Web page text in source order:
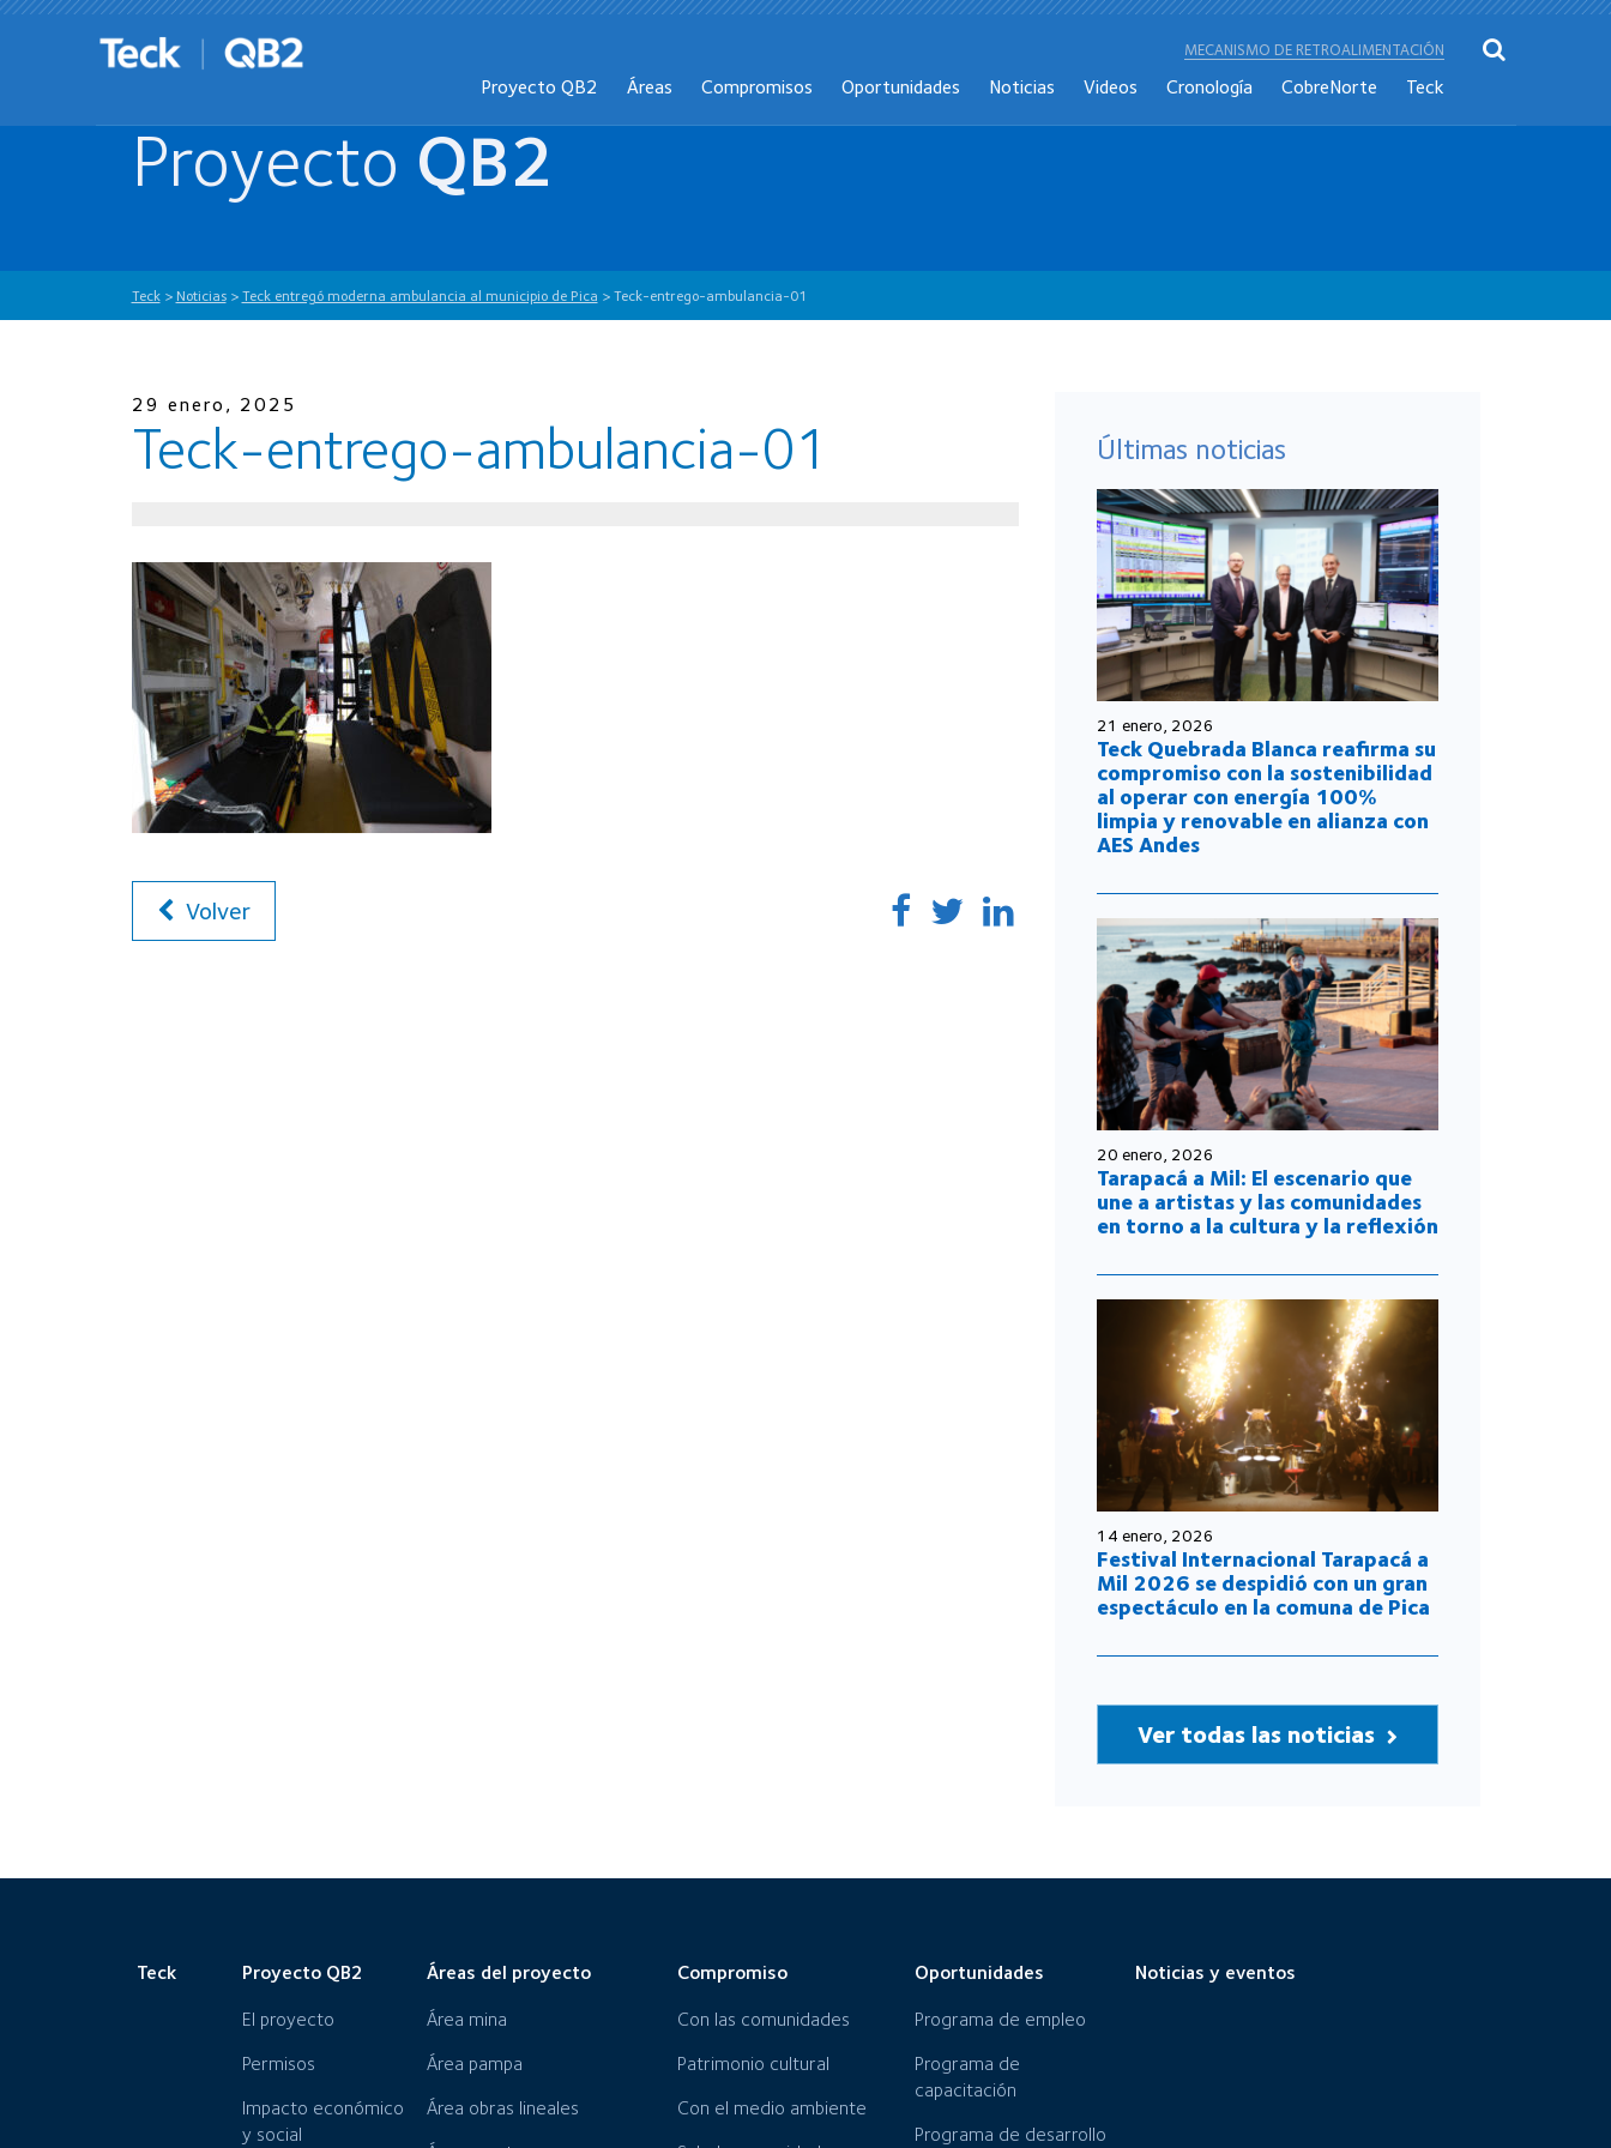
MECANISMO DE RETROALIMENTACIÓN
Proyecto QB2 Áreas Compromisos Oportunidades Noticias Videos Cronología CobreNorte Teck
Proyecto QB2
Teck> Noticias> Teck entregó moderna ambulancia al municipio de Pica > Teck-entrego-ambulancia-01
29 enero, 2025
Teck-entrego-ambulancia-01
Volver
Últimas noticias
21 enero, 2026
Teck Quebrada Blanca reafirma su
compromiso con la sostenibilidad
al operar con energía 100%
limpia y renovable en alianza con
AES Andes
20 enero, 2026
Tarapacá a Mil: El escenario que
une a artistas y las comunidades
en torno a la cultura y la reflexión
14 enero, 2026
Festival Internacional Tarapacá a
Mil 2026 se despidió con un gran
espectáculo en la comuna de Pica
Ver todas las noticias
Teck Proyecto QB2
El proyecto
Permisos
Impacto económico
y social
Áreas del proyecto
Área mina
Área pampa
Área obras lineales
Compromiso
Con las comunidades
Patrimonio cultural
Con el medio ambiente
Oportunidades
Programa de empleo
Programa de
capacitación
Programa de desarrollo
Noticias y eventos